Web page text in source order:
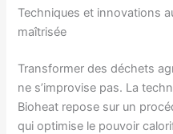
Techniques et innovations
maîtrisée
Transformer des déchets
ne s’improvise pas. La
Bioheat repose sur un
qui optimise le pouvoir